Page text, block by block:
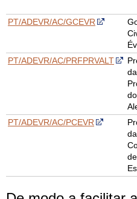
PT/ADEVR/AC/GCEVR
PT/ADEVR/AC/PRFPRVALT
da
do
PT/ADEVR/AC/PCEVR